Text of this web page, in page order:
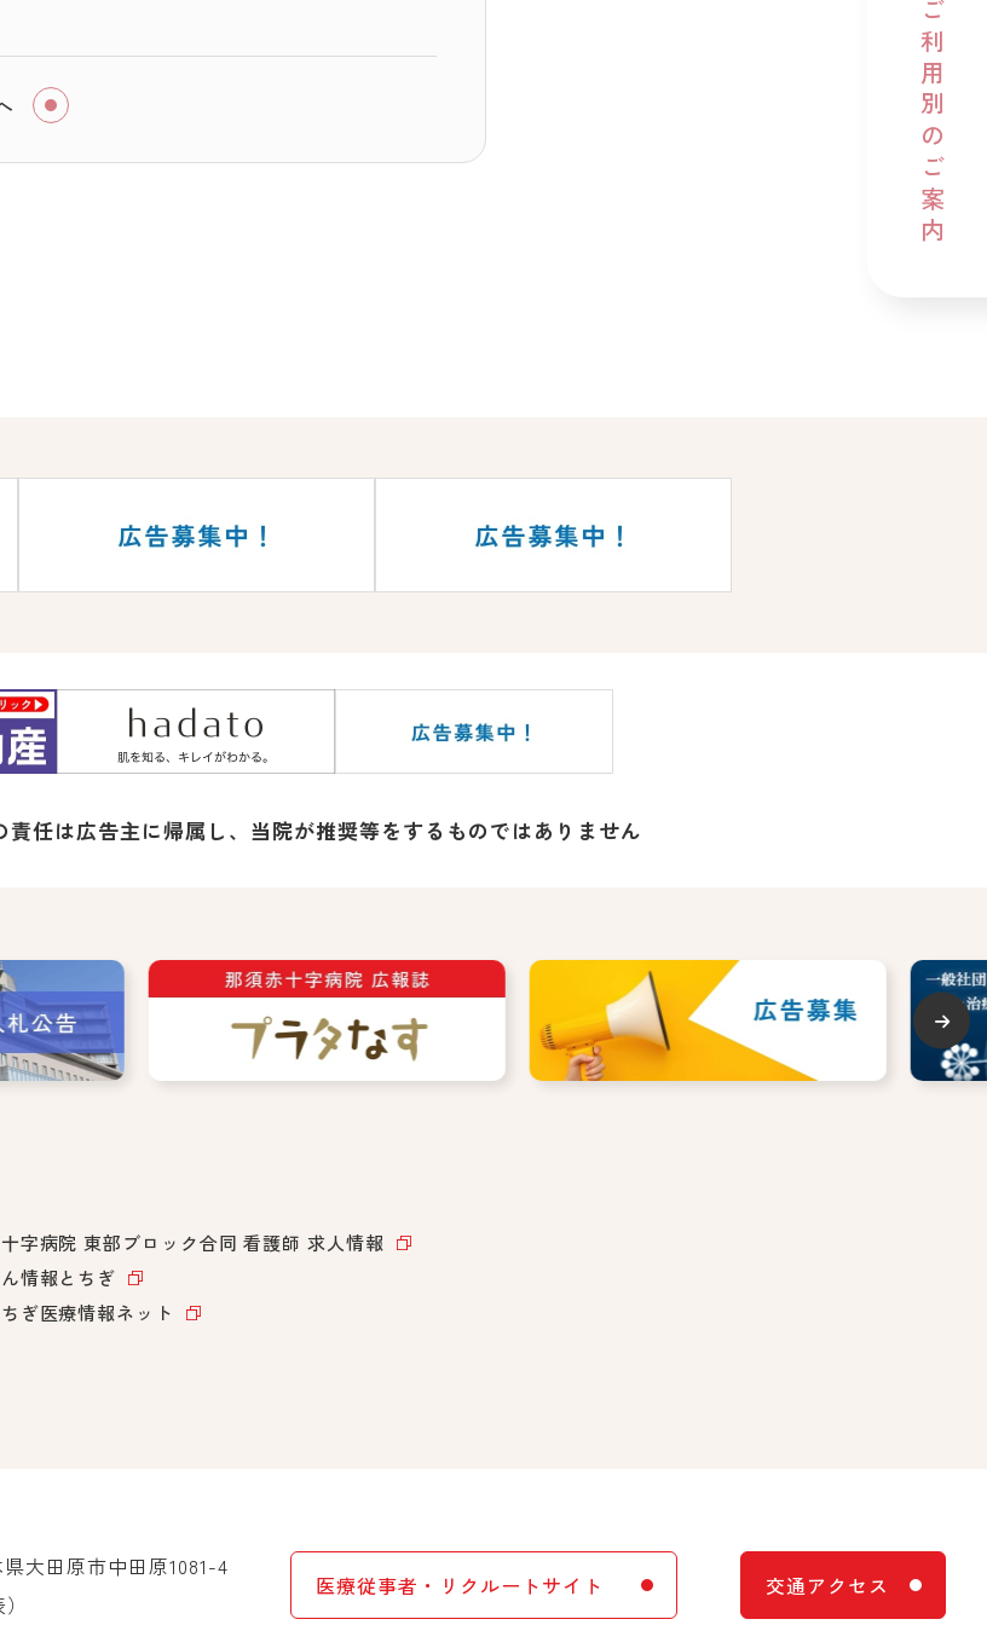
ご利用別のご案内
任は広告主に帰属し、 当院が推奨等をするものではありません
字病院 東部ブロック合同看護師 求人情報
情報とちぎ
ぎ医療情報ネット
大田原市中田原1081-4
医療従事者・リクルートサイト 交通アクセス